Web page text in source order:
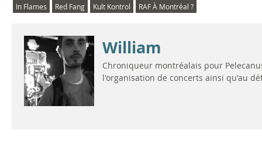
In Flames
Red Fang Kult Kontrol RAF À Montréal ?
William
Chroniqueur montréalais pour
l'organisation de concerts ainsi qu'au